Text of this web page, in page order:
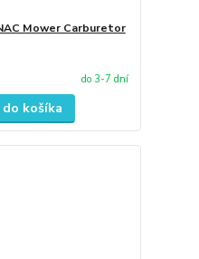
Mower Carburetor
do 3-7 dní
košíka